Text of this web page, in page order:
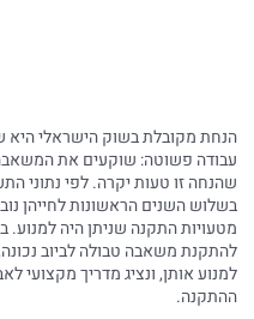
הנחת מקובלת בשוק הישראלי
עבודה פשוטה: שוקעים את
בשלוש השנים הראשונות לחייהן
מטעויות התקנה שניתן היה
להתקנת משאבה טבולה לביוב
למנוע אותן, ונציג מדריך מקצועי
ההתקנה.